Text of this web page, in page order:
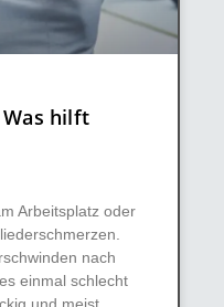
Was hilft
Arbeitsplatz oder
nach
einmal schlecht